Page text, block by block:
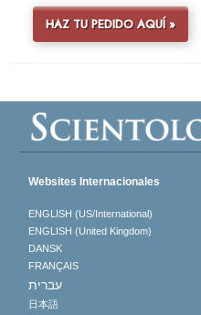
HAZ TU PEDIDO AQUÍ »
Websites Internacionales
ENGLISH (US/International)
ENGLISH (United Kingdom)
DANSK
FRANÇAIS
עברית
日本語